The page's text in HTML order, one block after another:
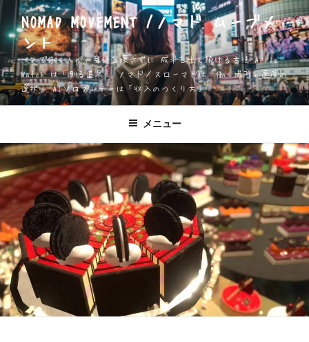
ン
テ
ン
ツ
へ
ス
プ
NOMAD MOVEMENT /ノマド ムーブメ
ント
一人で働く人が、身体を壊さずに 成果を出し続ける方法 Apple
Watch は「測る道具」 ノマド／スローマドは「働く場所と速度の
選択」 AIソロプレナーは「収入のつくり方」
メニュー